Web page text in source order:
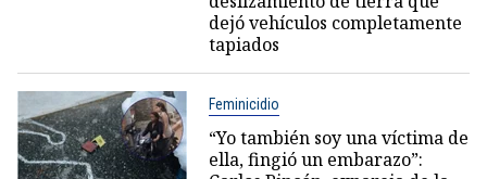
dejó vehículos completamente
tapiados
Feminicidio
“Yo también soy una víctima de
ella, fingió un embarazo”: